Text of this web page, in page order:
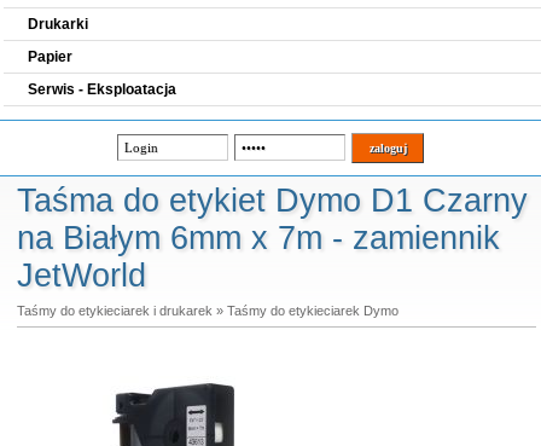
Drukarki
Papier
Serwis - Eksploatacja
Taśma do etykiet Dymo D1 Czarny
na Białym 6mm x 7m - zamiennik
JetWorld
Taśmy do etykieciarek i drukarek » Taśmy do etykieciarek Dymo